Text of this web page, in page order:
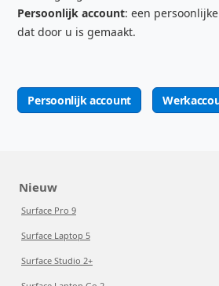
Persoonlijk account: een
dat door u is gemaakt.
Persoonlijk account
Nieuw
Surface Pro 9
Surface Laptop 5
Surface Studio 2+